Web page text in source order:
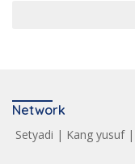
Network
Setyadi | Kang yusuf|